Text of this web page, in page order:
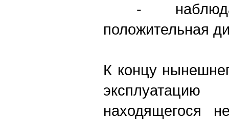
-
положительная
К концу
эксплуатацию
находящегося